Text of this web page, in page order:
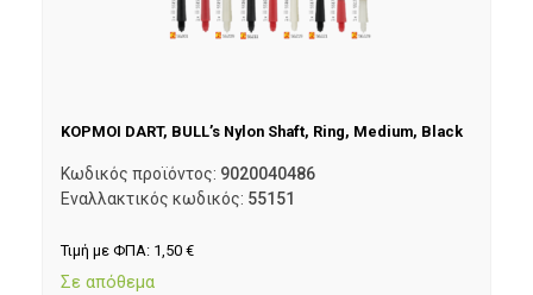
ΚΟΡΜΟΙ DART, BULL’s Nylon Shaft, Ring, Medium, Black
Κωδικός προϊόντος: 9020040486
Εναλλακτικός κωδικός: 55151
Τιμή με ΦΠΑ: 1,50 €
Σε απόθεμα